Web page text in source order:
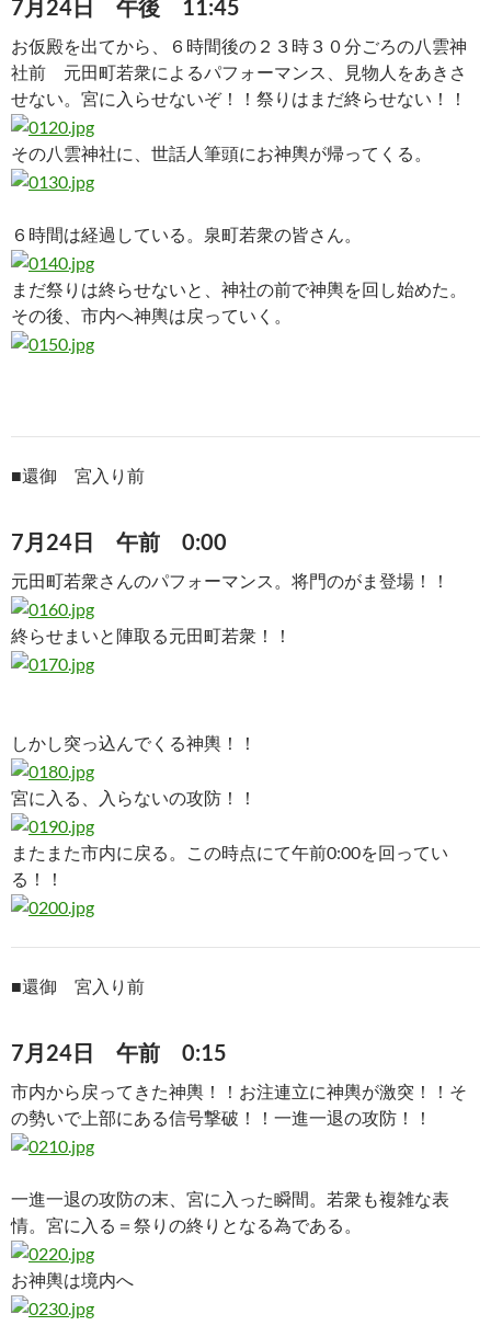
7月24日 午後 11:45
お仮殿を出てから、６時間後の２３時３０分ごろの八雲神
社前 元田町若衆によるパフォーマンス、見物人をあきさ
せない。宮に入らせないぞ！！祭りはまだ終らせない！！
その八雲神社に、世話人筆頭にお神輿が帰ってくる。
６時間は経過している。泉町若衆の皆さん。
まだ祭りは終らせないと、神社の前で神輿を回し始めた。
その後、市内へ神輿は戻っていく。
■還御 宮入り前
7月24日 午前 0:00
元田町若衆さんのパフォーマンス。将門のがま登場！！
終らせまいと陣取る元田町若衆！！
しかし突っ込んでくる神輿！！
宮に入る、入らないの攻防！！
またまた市内に戻る。この時点にて午前0:00を回ってい
る！！
■還御 宮入り前
7月24日 午前 0:15
市内から戻ってきた神輿！！お注連立に神輿が激突！！そ
の勢いで上部にある信号撃破！！一進一退の攻防！！
一進一退の攻防の末、宮に入った瞬間。若衆も複雑な表
情。宮に入る＝祭りの終りとなる為である。
お神輿は境内へ